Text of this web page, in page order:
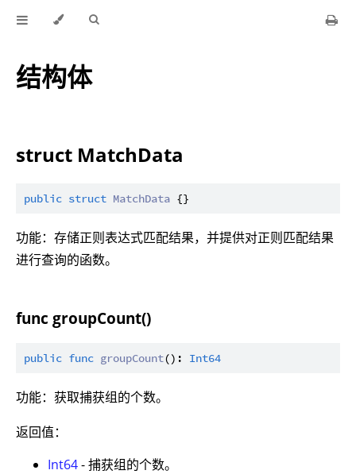
结构体
struct MatchData
public struct MatchData
功能：存储正则表达式匹配结果，并提供对正则匹配结果
进行查询的函数。
func groupCount()
public func groupCount(): Int64
功能：获取捕获组的个数。
返回值：
Int64- 捕获组的个数。